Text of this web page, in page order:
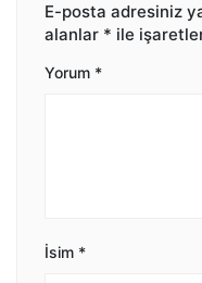
E-posta adresiniz
alanlar * ile
Yorum *
İsim *